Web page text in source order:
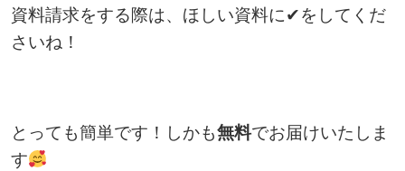
資料請求をする際は、ほしい資料に✔をしてくだ
さいね！
とっても簡単です！しかも無料でお届けいたしま
す